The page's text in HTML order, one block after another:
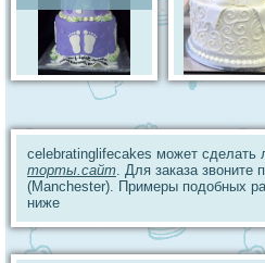
celebratinglifecakes может сделать
торты.сайт . Для заказа звоните
(Manchester). Примеры подобных
ниже